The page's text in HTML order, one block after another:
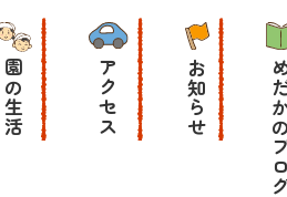
園の生活 アクセス お知らせ めだ